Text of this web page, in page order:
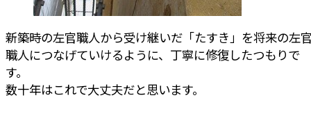
新築時の左官職人から受け継いだ「たすき」を将来の左
職人につなげていけるように、丁寧に修復したつもりで
す。
数十年はこれで大丈夫だと思います。